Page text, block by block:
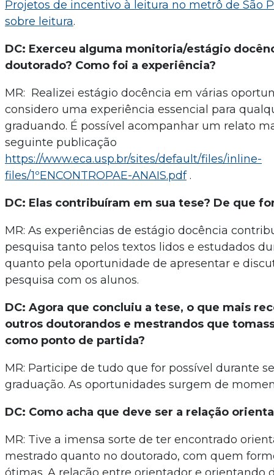
Projetos de incentivo à leitura no metrô de São
sobre leitura.
DC: Exerceu alguma monitoria/estágio
doutorado? Como foi a experiência?
MR: Realizei estágio docência em várias
considero uma experiência essencial para
graduando. É possível acompanhar um relato
seguinte publicação
https://www.eca.usp.br/sites/default/files/inline-
files/1ºENCONTROPAE-ANAIS.pdf.
DC: Elas contribuíram em sua tese? De que
MR: As experiências de estágio docência
pesquisa tanto pelos textos lidos e estudados
quanto pela oportunidade de apresentar e
pesquisa com os alunos.
DC: Agora que concluiu a tese, o que mais
outros doutorandos e mestrandos que
como ponto de partida?
MR: Participe de tudo que for possível durante
graduação. As oportunidades surgem de
DC: Como acha que deve ser a relação
MR: Tive a imensa sorte de ter encontrado
mestrado quanto no doutorado, com quem